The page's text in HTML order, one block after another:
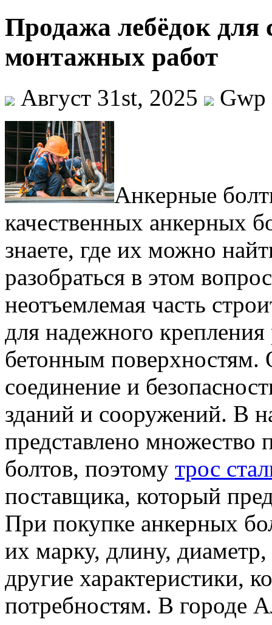
Продажа лебёдок для
монтажных работ
Август 31st, 2025 Gwp
Aнкeрныe
качественных анкерных
знаете, где их можно
разобраться в этом
неотъемлемая часть
для надежного
бетонным поверхностям.
соединение и
зданий и сооружений. В
представлено множество
болтов, поэтому трос
поставщика, который
При покупке анкерных
их марку, длину, диаметр,
другие характеристики,
потребностям. В городе